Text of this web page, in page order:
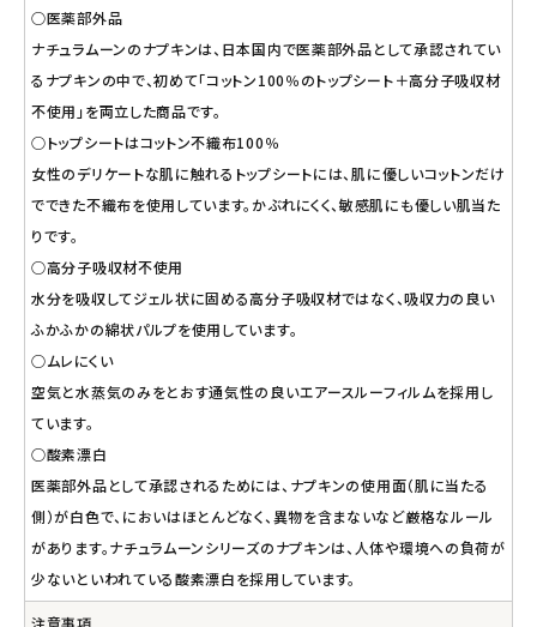
○医薬部外品
ナチュラムーンのナプキンは、日本国内で医薬部外品として承認されてい
るナプキンの中で、初めて「コットン100％のトップシート＋高分子吸収材
不使用」を両立した商品です。
○トップシートはコットン不織布100％
女性のデリケートな肌に触れるトップシートには、肌に優しいコットンだけ
でできた不織布を使用しています。かぶれにくく、敏感肌にも優しい肌当た
りです。
○高分子吸収材不使用
水分を吸収してジェル状に固める高分子吸収材ではなく、吸収力の良い
ふかふかの綿状パルプを使用しています。
○ムレにくい
空気と水蒸気のみをとおす通気性の良いエアースルーフィルムを採用し
ています。
○酸素漂白
医薬部外品として承認されるためには、ナプキンの使用面（肌に当たる
側）が白色で、においはほとんどなく、異物を含まないなど厳格なルール
があります。ナチュラムーンシリーズのナプキンは、人体や環境への負荷が
少ないといわれている酸素漂白を採用しています。
注意事項